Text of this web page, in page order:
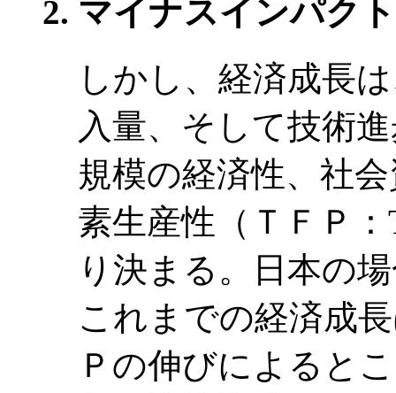
マイナスインパク
しかし、経済成長
入量、そして技術
規模の経済性、社
素生産性（ＴＦＰ：
り決まる。日本の
これまでの経済成
Ｐの伸びによると